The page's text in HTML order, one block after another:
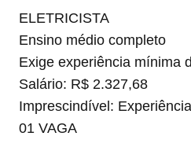
ELETRICISTA
Ensino médio completo
Exige experiência mínima
Salário: R$ 2.327,68
Imprescindível:
01 VAGA